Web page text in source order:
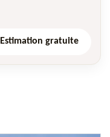
Estimation gratuite